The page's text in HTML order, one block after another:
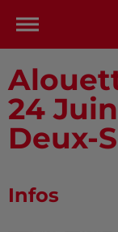
24
Deux-
Infos